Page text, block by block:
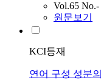
Vol.65 No.-
원문보기
KCI등재
연어 구성 성분